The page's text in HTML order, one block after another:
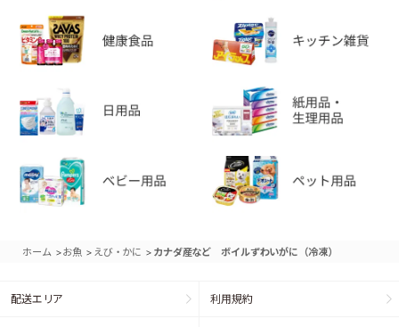
ホーム >お魚 > えび・かに > カナダ産など ボイルずわいがに（冷凍）
配送エリア 利用規約